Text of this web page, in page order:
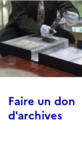
Faire un don
d'archives